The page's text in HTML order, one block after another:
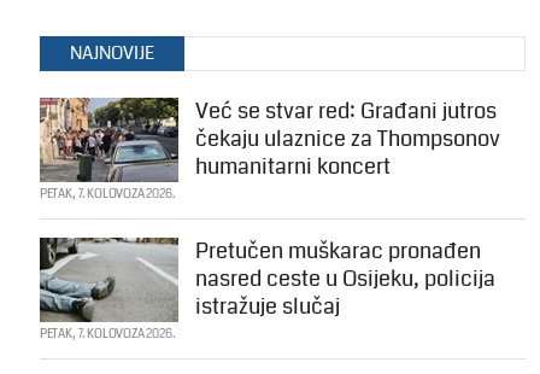
NAJNOVIJE
Već se stvar red: Građani jutros
čekaju ulaznice za Thompsonov
humanitarni koncert
PETAK, 7. KOLOVOZA 2026.
Pretučen muškarac pronađen
nasred ceste u Osijeku, policija
istražuje slučaj
PETAK, 7. KOLOVOZA 2026.